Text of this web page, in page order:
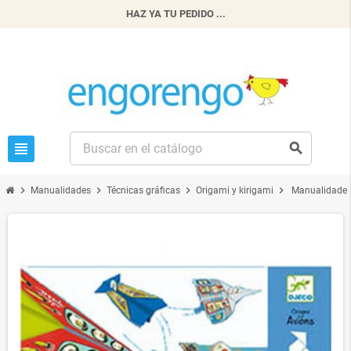
HAZ YA TU PEDIDO ...
view_headline search
chevron_right Manualidades chevron_right Técnicas gráficas chevron_right Origami y kirigami chevron_right